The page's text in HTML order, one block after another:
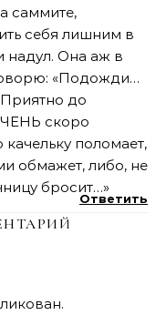
саммите,
себя лишним в
надул. Она аж в
«Подожди…
Приятно до
скоро
поломает,
обмажет, либо, не
бросит…»
Ответить